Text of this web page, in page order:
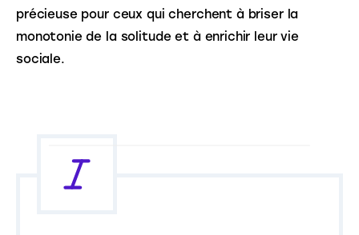
précieuse pour ceux qui cherchent à briser la
monotonie de la solitude et à enrichir leur vie
sociale.